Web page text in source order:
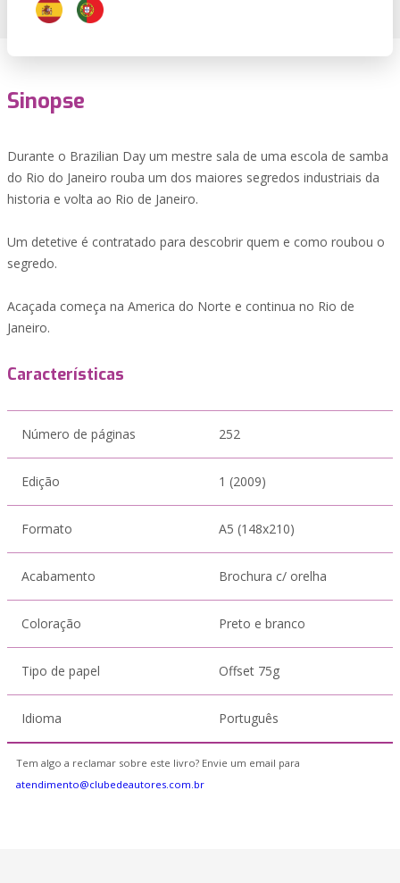
Sinopse
Durante o Brazilian Day um mestre sala de uma escola de samba
do Rio do Janeiro rouba um dos maiores segredos industriais da
historia e volta ao Rio de Janeiro.
Um detetive é contratado para descobrir quem e como roubou o
segredo.
Acaçada começa na America do Norte e continua no Rio de
Janeiro.
Características
Número de páginas 252
Edição 1 (2009)
Formato A5 (148x210)
Acabamento Brochura c/ orelha
Coloração Preto e branco
Tipo de papel Offset 75g
Idioma Português
Tem algo a reclamar sobre este livro? Envie um email para
atendimento@clubedeautores.com.br